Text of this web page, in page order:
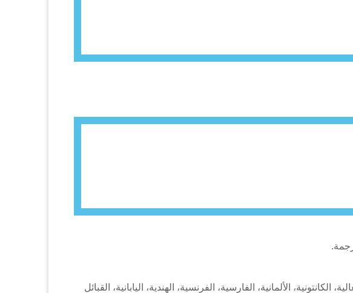
الألمانية، الفارسية، الفرنسية، الهندية، اليابانية، القبائل